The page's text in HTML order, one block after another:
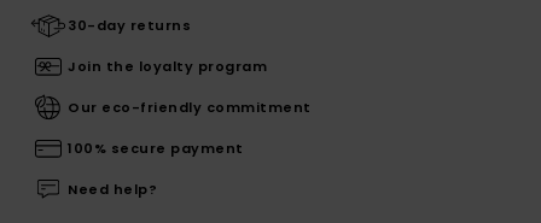
30-day returns
Join the loyalty program
Our eco-friendly commitment
100% secure payment
Need help?